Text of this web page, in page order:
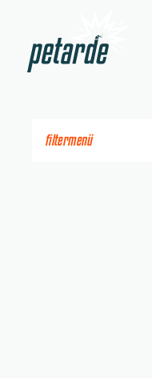
Zur Startseite
filtermenü